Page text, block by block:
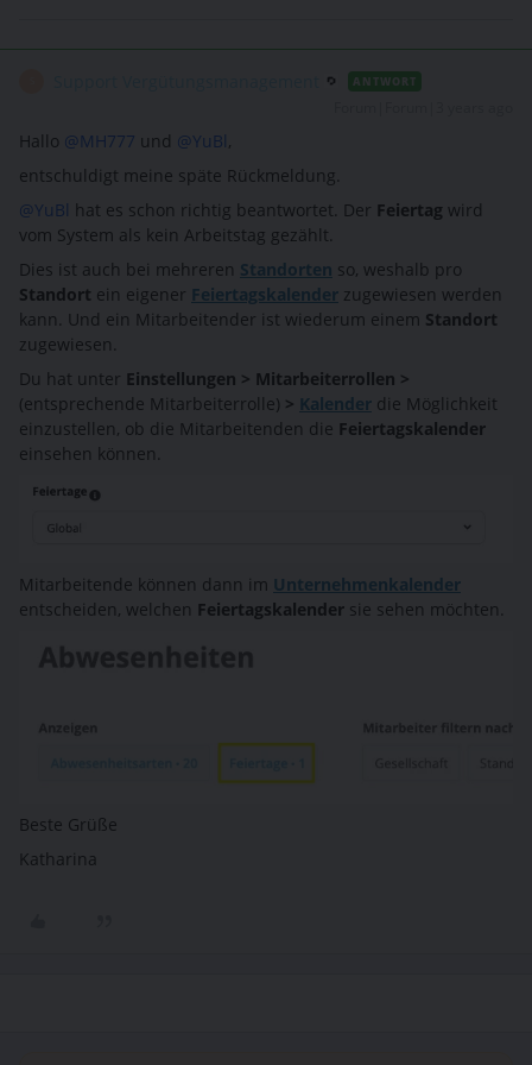
ANTWORT
Hallo @MH777 und @YuBl,
entschuldigt meine späte Rückmeldung.
@YuBl hat es schon richtig beantwortet. Der Feiertag wird
vom System als kein Arbeitstag gezählt.
Dies ist auch bei mehreren Standorten so, weshalb pro
Standort ein eigener Feiertagskalender zugewiesen werden
kann. Und ein Mitarbeitender ist wiederum einem Standort
zugewiesen.
Du hat unter Einstellungen > Mitarbeiterrollen >
(entsprechende Mitarbeiterrolle) > Kalender die Möglichkeit
einzustellen, ob die Mitarbeitenden die Feiertagskalender
einsehen können.
Mitarbeitende können dann im Unternehmenkalender
entscheiden, welchen Feiertagskalender sie sehen möchten.
Beste Grüße
Katharina